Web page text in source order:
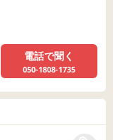
電話で聞く
050-1808-1735